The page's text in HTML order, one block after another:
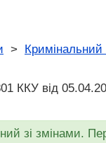
> Кримінальний
ККУ від
зі змінами.